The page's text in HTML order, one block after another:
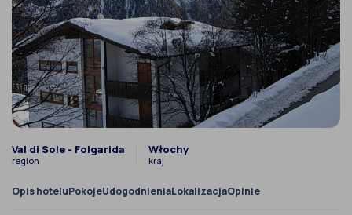
Zaloguj się
‹ ›
Val di Sole - Folgarida
region
Włochy
kraj
Opis hoteluPokojeUdogodnieniaLokalizacjaOpinie